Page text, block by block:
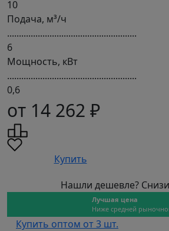
Мощность, кВт
.......................................................
0,6
10
Подача, м³/ч
.......................................................
6
от 14 262 ₽
Купить
Нашли дешевле?
Лучшая цена
Ниже средней
Купить оптом от 3 шт.